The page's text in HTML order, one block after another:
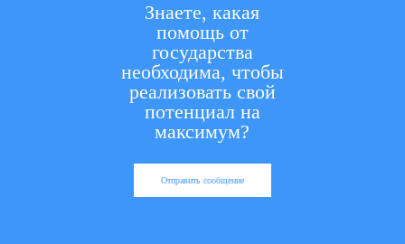
Знаете, какая
помощь от
государства
необходима, чтобы
реализовать свой
потенциал на
максимум?
Отправить сообщение